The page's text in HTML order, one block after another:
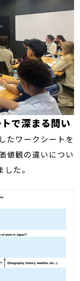
で深まる問い
たワークシートを
値観の違いについ
た。